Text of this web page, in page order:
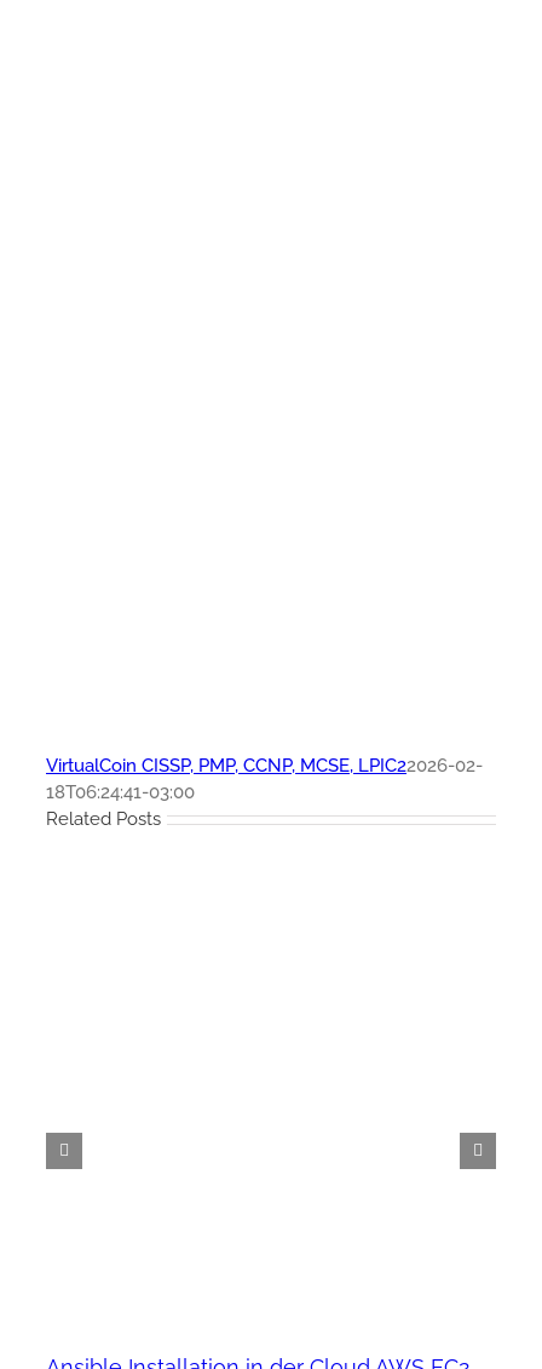
VirtualCoin CISSP, PMP, CCNP, MCSE, LPIC22026-02-
18T06:24:41-03:00
Related Posts